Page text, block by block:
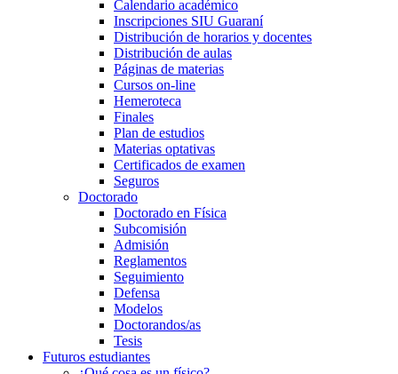
Calendario académico
Inscripciones SIU Guaraní
Distribución de horarios y docentes
Distribución de aulas
Páginas de materias
Cursos on-line
Hemeroteca
Finales
Plan de estudios
Materias optativas
Certificados de examen
Seguros
Doctorado
Doctorado en Física
Subcomisión
Admisión
Reglamentos
Seguimiento
Defensa
Modelos
Doctorandos/as
Tesis
Futuros estudiantes